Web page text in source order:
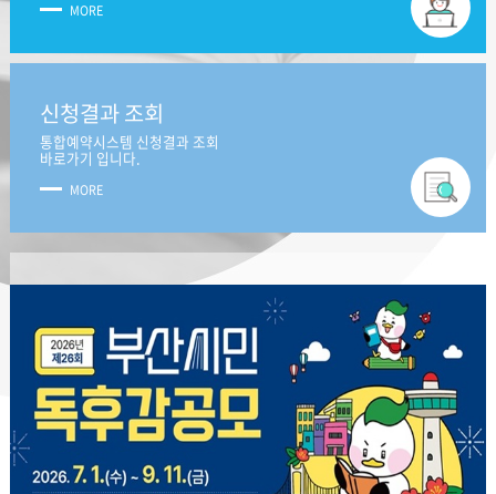
MORE
신청결과 조회
통합예약시스템 신청결과 조회
바로가기 입니다.
MORE